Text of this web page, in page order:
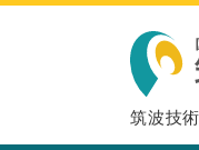
筑波技